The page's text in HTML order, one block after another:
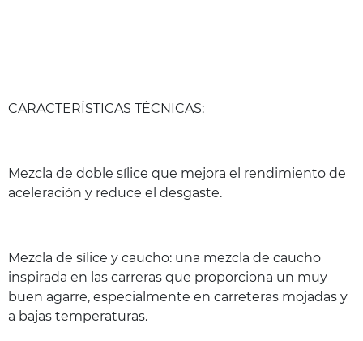
CARACTERÍSTICAS TÉCNICAS:
Mezcla de doble sílice que mejora el rendimiento de
aceleración y reduce el desgaste.
Mezcla de sílice y caucho: una mezcla de caucho
inspirada en las carreras que proporciona un muy
buen agarre, especialmente en carreteras mojadas y
a bajas temperaturas.